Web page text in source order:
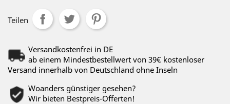
Teilen
Versandkostenfrei in DE
ab einem Mindestbestellwert von 39€ kostenloser
Versand innerhalb von Deutschland ohne Inseln
Woanders günstiger gesehen?
Wir bieten Bestpreis-Offerten!